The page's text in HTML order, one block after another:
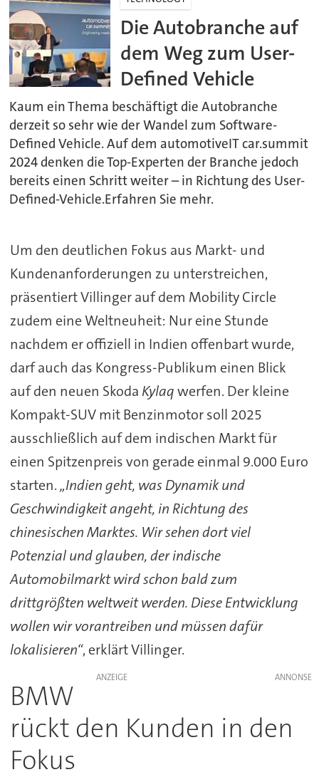
Die Autobranche auf
dem Weg zum User-
Defined Vehicle
Kaum ein Thema beschäftigt die Autobranche
derzeit so sehr wie der Wandel zum Software-
Defined Vehicle. Auf dem automotiveIT car.summit
2024 denken die Top-Experten der Branche jedoch
bereits einen Schritt weiter – in Richtung des User-
Defined-Vehicle.Erfahren Sie mehr.
Um den deutlichen Fokus aus Markt- und
Kundenanforderungen zu unterstreichen,
präsentiert Villinger auf dem Mobility Circle
zudem eine Weltneuheit: Nur eine Stunde
nachdem er offiziell in Indien offenbart wurde,
darf auch das Kongress-Publikum einen Blick
auf den neuen Skoda Kylaqwerfen. Der kleine
Kompakt-SUV mit Benzinmotor soll 2025
ausschließlich auf dem indischen Markt für
einen Spitzenpreis von gerade einmal 9.000 Euro
starten.„Indien geht, was Dynamik und
Geschwindigkeit angeht, in Richtung des
chinesischen Marktes. Wir sehen dort viel
Potenzial und glauben, der indische
Automobilmarkt wird schon bald zum
drittgrößten weltweit werden. Diese Entwicklung
wollen wir vorantreiben und müssen dafür
lokalisieren“, erklärt Villinger.
ANZEIGE
BMW
rückt den Kunden in den
Fokus